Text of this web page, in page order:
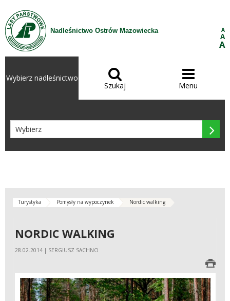
Przejdź do treści
Nadleśnictwo Ostrów Mazowiecka A
A
A
Wybierz nadleśnictwo 
Szukaj

Menu

Turystyka Pomysły na wypoczynek Nordic walking
NORDIC WALKING
28.02.2014 | SERGIUSZ SACHNO